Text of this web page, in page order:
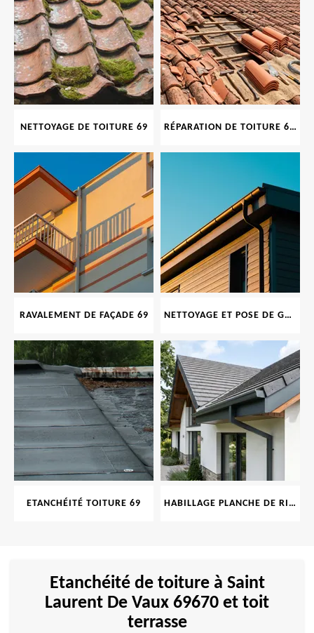
NETTOYAGE DE TOITURE 69 RÉPARATION DE TOITURE 69 RHONE, TUILES CASSÉES OU ABIMÉES
RAVALEMENT DE FAÇADE 69 NETTOYAGE ET POSE DE GOUTTIÈRE 69
ETANCHÉITÉ TOITURE 69 HABILLAGE PLANCHE DE RIVE 69
Etanchéité de toiture à Saint
Laurent De Vaux 69670 et toit
terrasse